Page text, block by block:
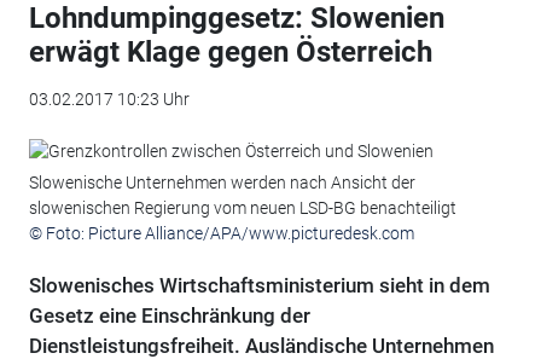
Lohndumpinggesetz: Slowenien
erwägt Klage gegen Österreich
03.02.2017 10:23 Uhr
Slowenische Unternehmen werden nach Ansicht der
slowenischen Regierung vom neuen LSD-BG benachteiligt
© Foto: Picture Alliance/APA/www.picturedesk.com
Slowenisches Wirtschaftsministerium sieht in dem
Gesetz eine Einschränkung der
Dienstleistungsfreiheit. Ausländische Unternehmen